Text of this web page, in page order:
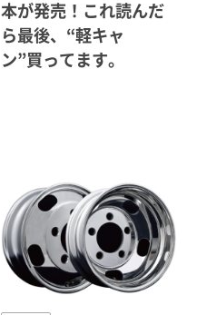
本が発売！これ読んだ
ら最後、“軽キャ
ン”買ってます。